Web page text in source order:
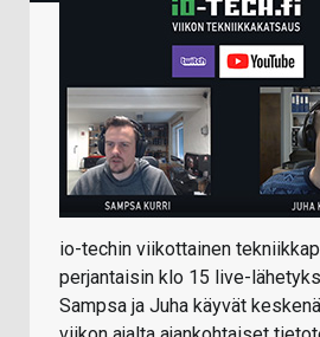
io-techin viikottainen
perjantaisin klo 15 live-
Sampsa ja Juha käyvät